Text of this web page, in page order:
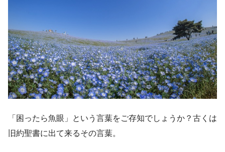
「困ったら魚眼」という言葉をご存知でしょうか？古くは
旧約聖書に出て来るその言葉。